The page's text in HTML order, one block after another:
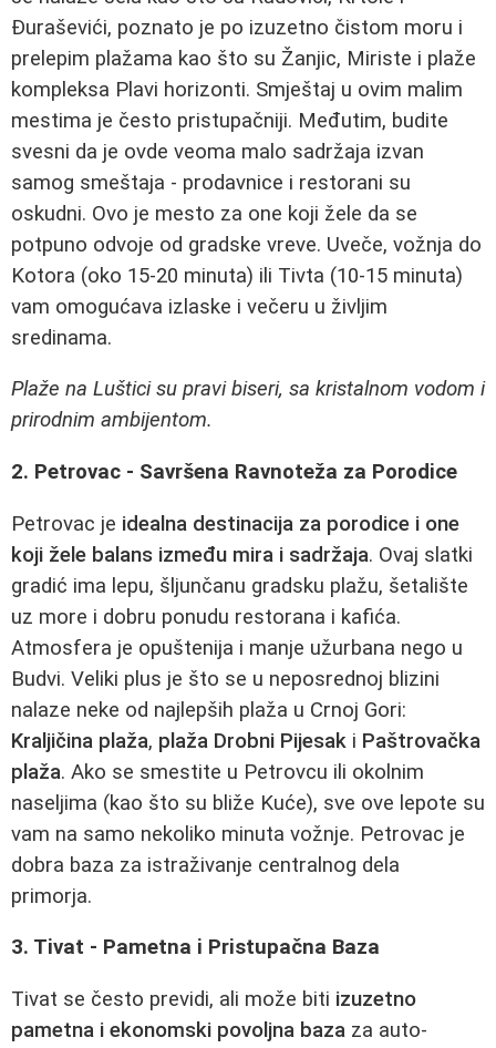
Đuraševići, poznato je po izuzetno čistom moru i
prelepim plažama kao što su Žanjic, Miriste i plaže
kompleksa Plavi horizonti. Smještaj u ovim malim
mestima je često pristupačniji. Međutim, budite
svesni da je ovde veoma malo sadržaja izvan
samog smeštaja - prodavnice i restorani su
oskudni. Ovo je mesto za one koji žele da se
potpuno odvoje od gradske vreve. Uveče, vožnja do
Kotora (oko 15-20 minuta) ili Tivta (10-15 minuta)
vam omogućava izlaske i večeru u življim
sredinama.
Plaže na Luštici su pravi biseri, sa kristalnom vodom i
prirodnim ambijentom.
2. Petrovac - Savršena Ravnoteža za Porodice
Petrovac je idealna destinacija za porodice i one
koji žele balans između mira i sadržaja. Ovaj slatki
gradić ima lepu, šljunčanu gradsku plažu, šetalište
uz more i dobru ponudu restorana i kafića.
Atmosfera je opuštenija i manje užurbana nego u
Budvi. Veliki plus je što se u neposrednoj blizini
nalaze neke od najlepših plaža u Crnoj Gori:
Kraljičina plaža, plaža Drobni Pijesak i Paštrovačka
plaža. Ako se smestite u Petrovcu ili okolnim
naseljima (kao što su bliže Kuće), sve ove lepote su
vam na samo nekoliko minuta vožnje. Petrovac je
dobra baza za istraživanje centralnog dela
primorja.
3. Tivat - Pametna i Pristupačna Baza
Tivat se često previdi, ali može biti izuzetno
pametna i ekonomski povoljna baza za auto-